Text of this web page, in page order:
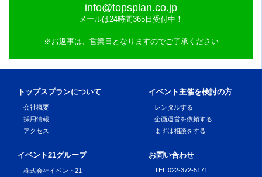
info@topsplan.co.jp
メールは24時間365日受付中！
※お返事は、営業日となりますのでご了承ください
トップスプランについて
会社概要
採用情報
アクセス
イベント主催を検討の方
レンタルする
企画運営を依頼する
まずは相談をする
イベント21グループ
株式会社イベント21
お問い合わせ
TEL :022-372-5171